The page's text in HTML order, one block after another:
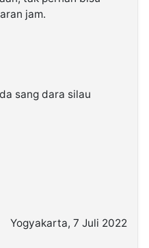
jam.
sang dara silau
Yogyakarta, 7 Juli 2022